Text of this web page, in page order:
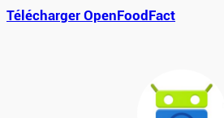
Télécharger OpenFoodFact